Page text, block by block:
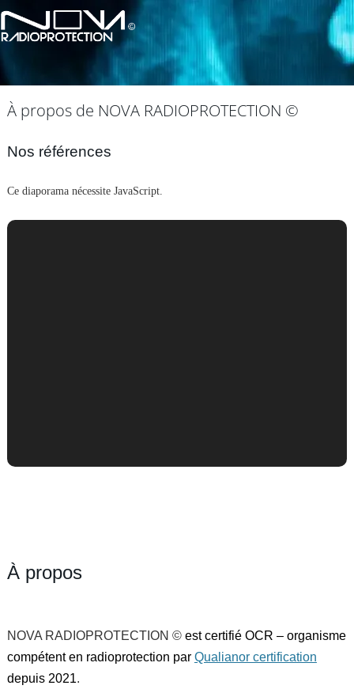
À propos de NOVA RADIOPROTECTION ©
Nos références
Ce diaporama nécessite JavaScript.
À propos
NOVA RADIOPROTECTION © est certifié OCR – organisme
compétent en radioprotection par Qualianor certification
depuis 2021.